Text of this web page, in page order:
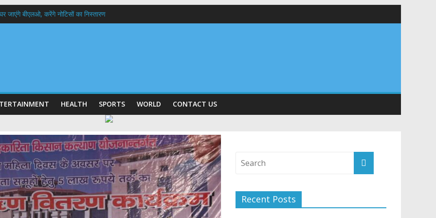
जाएंगे बीएलओ, करेंगे नोटिसों का निस्तारण
रहें अधिकारी-मुख्य सचिव मानसून-एसईओसी से मुख्य सचिव ने की विस्तृत समीक्षा कहा-बंद सड़कों को शीघ्र खोला जाए, लोगों को न हो दिक्कत
HEALTH SPORTS WORLD CONTACT US
Recent Posts